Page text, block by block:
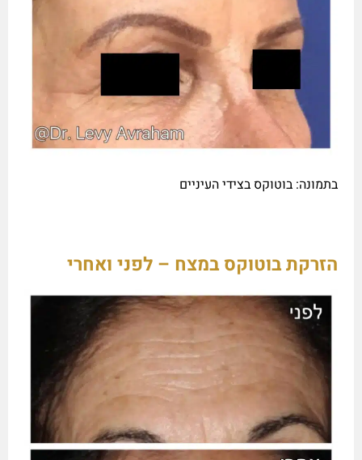
בתמונה: בוטוקס בצידי העיניים
הזרקת בוטוקס במצח – לפני ואחרי